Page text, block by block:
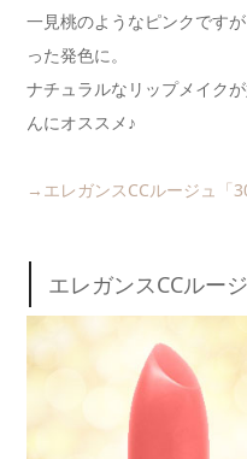
一見桃のようなピンクです
った発色に。
ナチュラルなリップメイク
んにオススメ♪
→エレガンスCCルージュ「
エレガンスCCルー